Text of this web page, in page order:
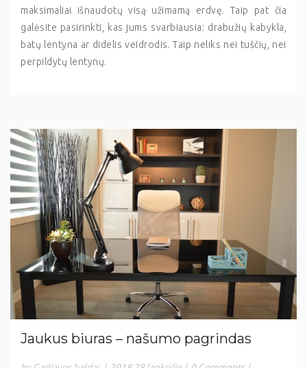
maksimaliai išnaudotų visą užimamą erdvę. Taip pat čia
galėsite pasirinkti, kas jums svarbiausia: drabužių kabykla,
batų lentyna ar didelis veidrodis. Taip neliks nei tuščių, nei
perpildytų lentynų.
Jaukus biuras – našumo pagrindas